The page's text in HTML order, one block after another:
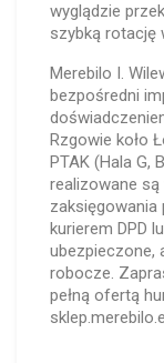
wyglądzie
szybką rotację
Merebilo I.
bezpośredni
Rzgowie koło
PTAK (Hala G,
realizowane
zaksięgowania
kurierem DPD
ubezpieczone,
robocze.
pełną ofertą